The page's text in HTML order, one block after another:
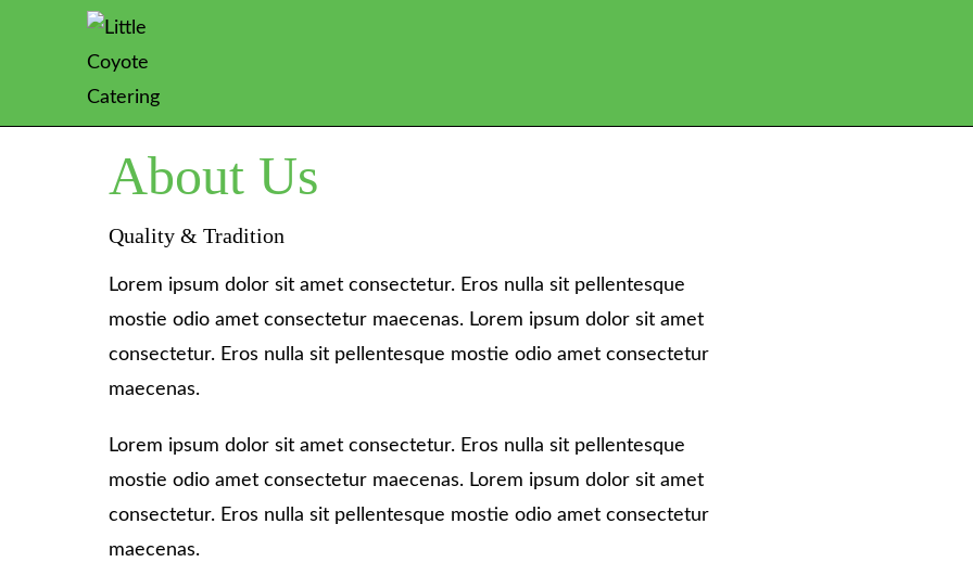
About Us
Quality & Tradition
Lorem ipsum dolor sit amet consectetur. Eros nulla sit pellentesque
mostie odio amet consectetur maecenas. Lorem ipsum dolor sit amet
consectetur. Eros nulla sit pellentesque mostie odio amet consectetur
maecenas.
Lorem ipsum dolor sit amet consectetur. Eros nulla sit pellentesque
mostie odio amet consectetur maecenas. Lorem ipsum dolor sit amet
consectetur. Eros nulla sit pellentesque mostie odio amet consectetur
maecenas.